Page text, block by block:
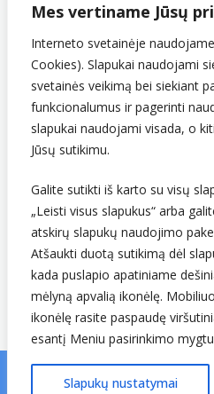
Mes vertiname Jūsų
Interneto svetainėje
Cookies). Slapukai naudojami
svetainės veikimą bei siekiant
funkcionalumus ir pagerinti
slapukai naudojami visada, o
Jūsų sutikimu.
Galite sutikti iš karto su visų
„Leisti visus slapukus“ arba
atskirų slapukų naudojimo
Atšaukti duotą sutikimą dėl
kada puslapio apatiniame
mėlyną apvalią ikonėlę.
ikonėlę rasite paspaudę
esantį Meniu pasirinkimo
Slapukų nustatymai
PVM mokėtojo kodas
LT907432416
Sekite